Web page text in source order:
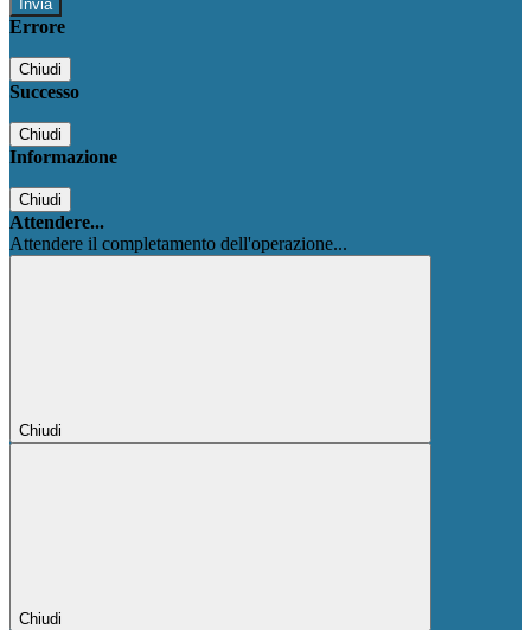
Errore
Chiudi
Successo
Chiudi
Informazione
Chiudi
Attendere...
Attendere il completamento dell'operazione...
Chiudi
Chiudi